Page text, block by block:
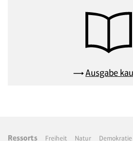
Ausgabe
Ressorts Freiheit Natur Demokratie